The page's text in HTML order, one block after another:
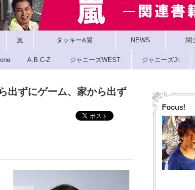
嵐 タッキー&翼 NEWS 関
A.B.C-Z ジャニーズWEST ジャニーズJr.
出ずにゲーム、家から出ず
Focus!